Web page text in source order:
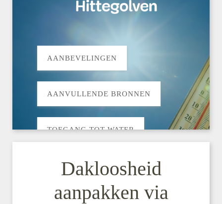
AANBEVELINGEN
AANVULLENDE BRONNEN
TOEGANG TOT WATER
Dakloosheid
aanpakken via